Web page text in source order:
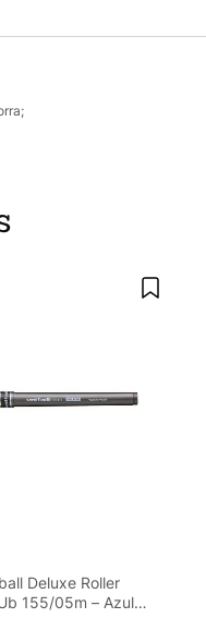
Deluxe Roller
155/05m – Azul